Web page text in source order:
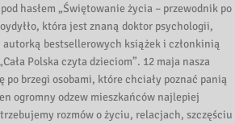
hasłem „Świętowanie życia – przewodnik po
która jest znaną doktor psychologii,
bestsellerowych książek i członkinią
Polska czyta dzieciom”. 12 maja nasza
po brzegi osobami, które chciały poznać panią
ogromny odzew mieszkańców najlepiej
rozmów o życiu, relacjach, szczęściu